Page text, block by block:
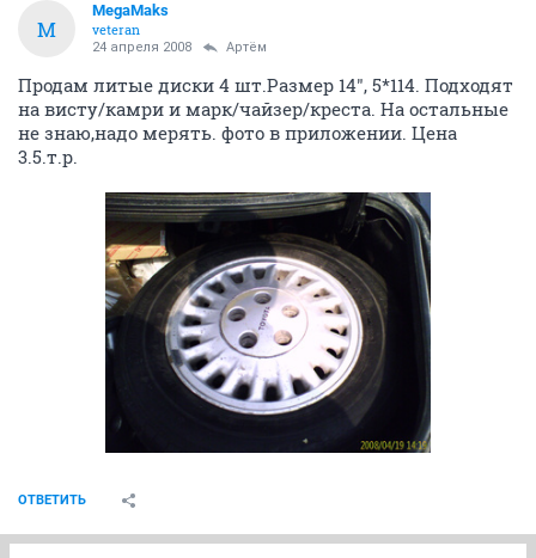
M
MegaMaks
veteran
24 апреля 2008 Артём
Продам литые диски 4 шт.Размер 14", 5*114. Подходят
на висту/камри и марк/чайзер/креста. На остальные
не знаю,надо мерять. фото в приложении. Цена
3.5.т.р.
ОТВЕТИТЬ